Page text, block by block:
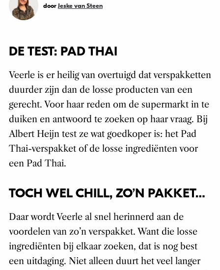
door Jeske van Steen
DE TEST: PAD THAI
Veerle is er heilig van overtuigd dat verspakketten
duurder zijn dan de losse producten van een
gerecht. Voor haar reden om de supermarkt in te
duiken en antwoord te zoeken op haar vraag. Bij
Albert Heijn test ze wat goedkoper is: het Pad
Thai-verspakket of de losse ingrediënten voor
een Pad Thai.
TOCH WEL CHILL, ZO’N PAKKET…
Daar wordt Veerle al snel herinnerd aan de
voordelen van zo’n verspakket. Want die losse
ingrediënten bij elkaar zoeken, dat is nog best
een uitdaging. Niet alleen duurt het veel langer